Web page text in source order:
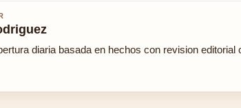
diaria basada en hechos con revision editorial